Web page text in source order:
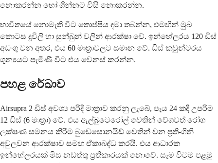
නොකරන්න හෝ ගින්නට විසි නොකරන්න.
භාවිතයේ නොමැති විට තොප්පිය දමා තබන්න, එමඟින් මුඛ
කොටස දූවිලි හා සුන්බුන් වලින් ආරක්ෂා වේ. ඉන්හේලරය 120 ඩිස්
අඩංගු වන අතර, එය 60 මාත්‍රාවලට සමාන වේ. ඩිස් කවුන්ටරය
ශුන්‍යයට පැමිණි විට එය වෙනස් කරන්න.
පහළ රේඛාව
Airsupra 2 ඩිස් අවශ්‍ය පරිදි මාත්‍රාව කරනු ලැබේ, පැය 24 කදී උපරිම
12 ඩිස් (6 මාත්‍රා) වේ. එය ඇල්බුටෙරෝල් වෙතින් වේගවත් රෝග
ලක්ෂණ සමනය කිරීම බුඩෙසොනයිඩ් වෙතින් වන ප්‍රති-ගිනි
අවුලවන ආරක්ෂාව සමඟ ඒකාබද්ධ කරයි. එය ආධාරක
ඉන්හේලරයක් මිස නඩත්තු ප්‍රතිකාරයක් නොවේ. සෑම විටම පළමු